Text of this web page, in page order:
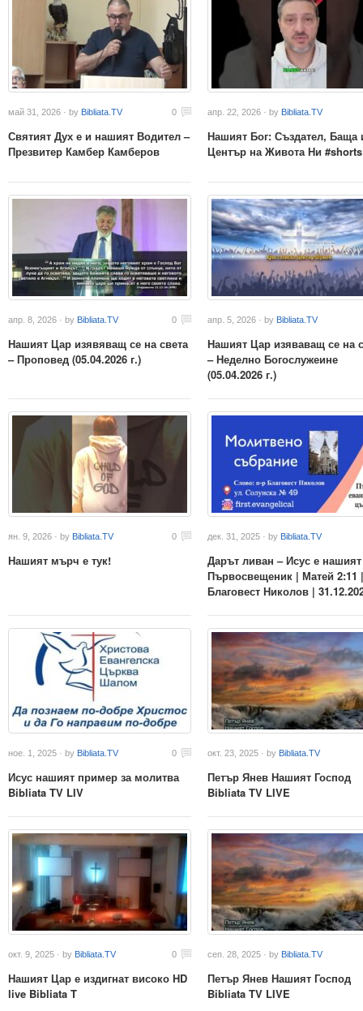
май 31, 2026 · by Bibliata.TV 0
Святият Дух е и нашият Водител –
Презвитер Камбер Камберов
апр. 22, 2026 · by Bibliata.TV
Нашият Бог: Създател, Баща
Център на Живота Ни #shorts
апр. 8, 2026 · by Bibliata.TV 0
Нашият Цар изявяващ се на света
– Проповед (05.04.2026 г.)
апр. 5, 2026 · by Bibliata.TV
Нашият Цар изяваващ се на
– Неделно Богослужеине
(05.04.2026 г.)
ян. 9, 2026 · by Bibliata.TV 0
Нашият мърч е тук!
дек. 31, 2025 · by Bibliata.TV
Дарът ливан – Исус е нашият
Първосвещеник | Матей 2:11
Благовест Николов |
ное. 1, 2025 · by Bibliata.TV 0
Исус нашият пример за молитва
Bibliata TV LIV
окт. 23, 2025 · by Bibliata.TV
Петър Янев Нашият Господ
Bibliata TV LIVE
окт. 9, 2025 · by Bibliata.TV 0
Нашият Цар е издигнат високо HD
live Bibliata T
сеп. 28, 2025 · by Bibliata.TV
Петър Янев Нашият Господ
Bibliata TV LIVE